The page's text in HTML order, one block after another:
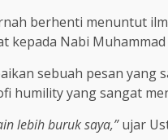
berhenti menuntut
Nabi Muhammad
sebuah pesan yang
humility yang sangat
lebih buruk saya,”ujar